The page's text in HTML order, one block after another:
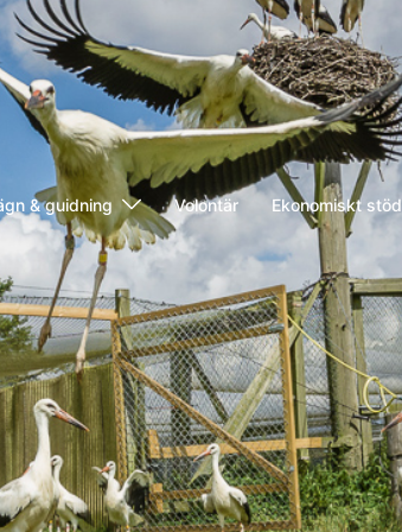
& guidning Volontär Ekonomiskt stöd